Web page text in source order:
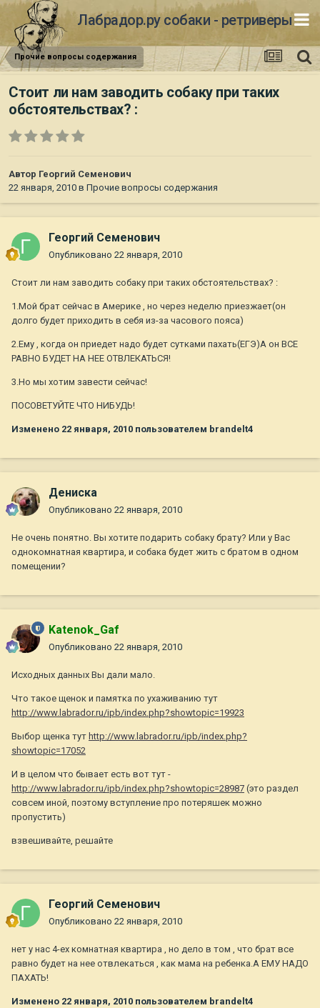
Лабрадор.ру собаки - ретриверы
Прочие вопросы содержания
Стоит ли нам заводить собаку при таких
обстоятельствах? :
Автор Георгий Семенович
22 января, 2010 в Прочие вопросы содержания
Георгий Семенович
Опубликовано 22 января, 2010
Стоит ли нам заводить собаку при таких обстоятельствах? :
1.Мой брат сейчас в Америке , но через неделю приезжает(он
долго будет приходить в себя из-за часового пояса)
2.Ему , когда он приедет надо будет сутками пахать(ЕГЭ)А он ВСЕ
РАВНО БУДЕТ НА НЕЕ ОТВЛЕКАТЬСЯ!
3.Но мы хотим завести сейчас!
ПОСОВЕТУЙТЕ ЧТО НИБУДЬ!
Изменено 22 января, 2010 пользователем brandelt4
Дениска
Опубликовано 22 января, 2010
Не очень понятно. Вы хотите подарить собаку брату? Или у Вас
однокомнатная квартира, и собака будет жить с братом в одном
помещении?
Katenok_Gaf
Опубликовано 22 января, 2010
Исходных данных Вы дали мало.
Что такое щенок и памятка по ухаживанию тут
http://www.labrador.ru/ipb/index.php?showtopic=19923
Выбор щенка тут http://www.labrador.ru/ipb/index.php?
showtopic=17052
И в целом что бывает есть вот тут -
http://www.labrador.ru/ipb/index.php?showtopic=28987 (это раздел
совсем иной, поэтому вступление про потеряшек можно
пропустить)
взвешивайте, решайте
Георгий Семенович
Опубликовано 22 января, 2010
нет у нас 4-ех комнатная квартира , но дело в том , что брат все
равно будет на нее отвлекаться , как мама на ребенка.А ЕМУ НАДО
ПАХАТЬ!
Изменено 22 января, 2010 пользователем brandelt4